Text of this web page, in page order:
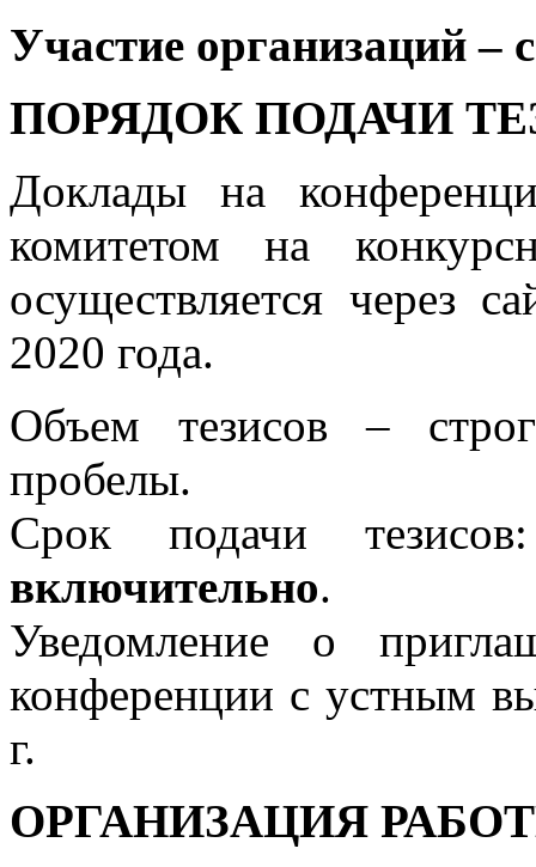
Участие организаций –
ПОРЯДОК ПОДАЧИ
Доклады на
комитетом на
осуществляется через
2020 года.
Объем тезисов –
пробелы.
Срок подачи
включительно.
Уведомление о
конференции с устным
г.
ОРГАНИЗАЦИЯ